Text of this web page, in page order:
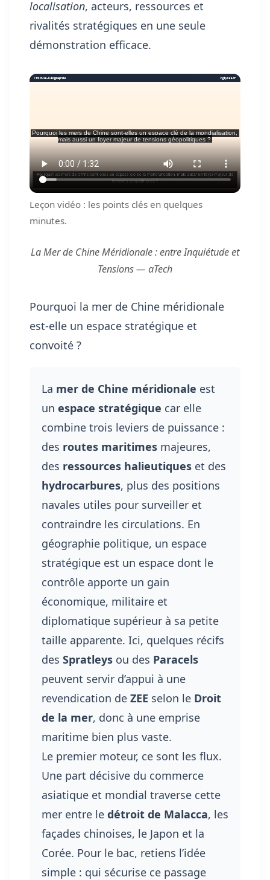
localisation, acteurs, ressources et
rivalités stratégiques en une seule
démonstration efficace.
Leçon vidéo : les points clés en quelques
minutes.
La Mer de Chine Méridionale : entre Inquiétude et
Tensions — aTech
Pourquoi la mer de Chine méridionale
est-elle un espace stratégique et
convoité ?
La mer de Chine méridionale est
un espace stratégique car elle
combine trois leviers de puissance :
des routes maritimes majeures,
des ressources halieutiques et des
hydrocarbures, plus des positions
navales utiles pour surveiller et
contraindre les circulations. En
géographie politique, un espace
stratégique est un espace dont le
contrôle apporte un gain
économique, militaire et
diplomatique supérieur à sa petite
taille apparente. Ici, quelques récifs
des Spratleys ou des Paracels
peuvent servir d’appui à une
revendication de ZEE selon le Droit
de la mer, donc à une emprise
maritime bien plus vaste.
Le premier moteur, ce sont les flux.
Une part décisive du commerce
asiatique et mondial traverse cette
mer entre le détroit de Malacca, les
façades chinoises, le Japon et la
Corée. Pour le bac, retiens l’idée
simple : qui sécurise ce passage